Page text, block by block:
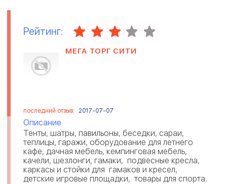
Рейтинг:
МЕГА ТОРГ СИТИ
последний отзыв: 2017-07-07
Описание
Тенты, шатры, павильоны, беседки, сараи,
теплицы, гаражи, оборудование для летнего
кафе, дачная мебель, кемпинговая мебель,
качели, шезлонги, гамаки, подвесные кресла,
каркасы и стойки для гамаков и кресел,
детские игровые площадки, товары для спорта.